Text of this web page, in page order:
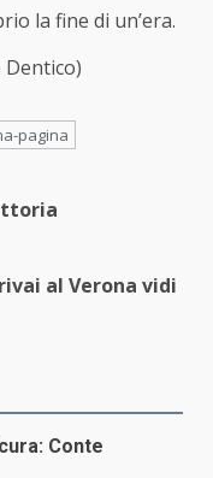
la fine di un’era.
Dentico)
pagina
al Verona vidi
Conte